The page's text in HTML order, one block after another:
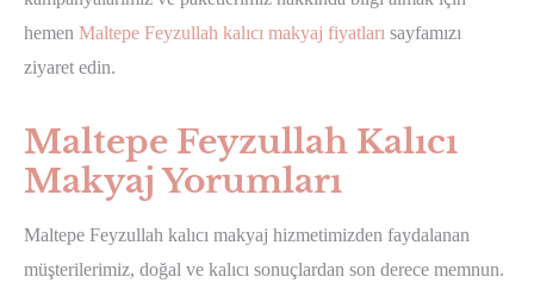
hemen Maltepe Feyzullah kalıcı makyaj fiyatları sayfamızı
ziyaret edin.
Maltepe Feyzullah Kalıcı
Makyaj Yorumları
Maltepe Feyzullah kalıcı makyaj hizmetimizden faydalanan
müşterilerimiz, doğal ve kalıcı sonuçlardan son derece memnun.